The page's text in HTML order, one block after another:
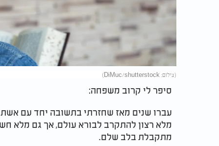
(צילום: DiMuc/shutterstock)
סיפר לי קרוב משפחה:
עברו שנים מאז שחזרתי בתשובה יחד עם
מלא רצון להתקרב לבורא עולם, אך גם מלא
מתקבלת בלב שלם.